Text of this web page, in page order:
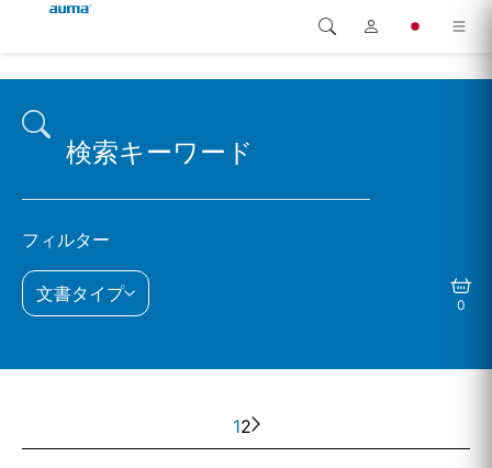
ソリューション
サービス
弊社概要
連絡先
Global
ヨーロッパ
北米
検索
フィルター
文書タイプ
12
0